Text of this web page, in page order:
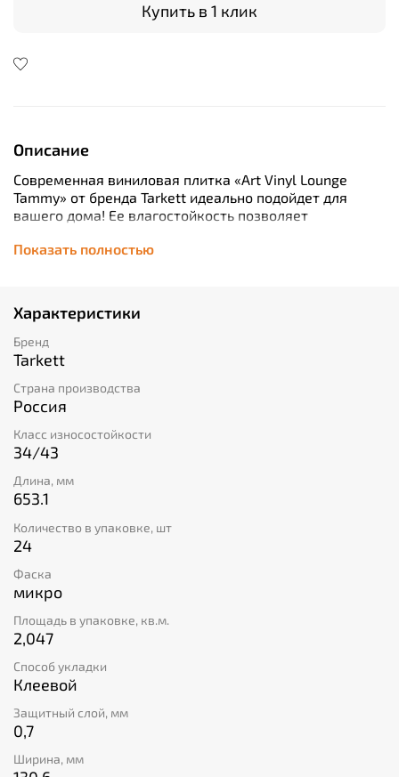
Купить в 1 клик
Описание
Современная виниловая плитка «Art Vinyl Lounge
Tammy» от бренда Tarkett идеально подойдет для
вашего дома! Ее влагостойкость позволяет
помещениях, а класс износостойкости 34/43
времени и усилий. На полу будет уютно благодаря
приятной текстуре ёлочки – стильный выбор по
доступной цене!
Показать полностью
Характеристики
Бренд
Tarkett
Страна производства
Россия
Класс износостойкости
34/43
Длина, мм
653.1
Количество в упаковке, шт
24
Фаска
микро
Площадь в упаковке, кв.м.
2,047
Способ укладки
Клеевой
Защитный слой, мм
0,7
Ширина, мм